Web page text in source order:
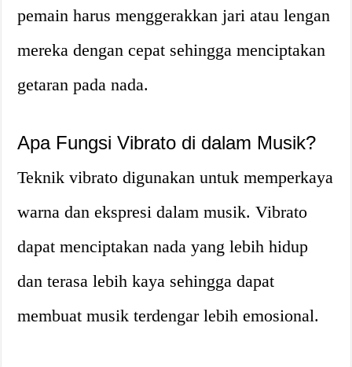
pemain harus menggerakkan jari atau lengan
mereka dengan cepat sehingga menciptakan
getaran pada nada.
Apa Fungsi Vibrato di dalam Musik?
Teknik vibrato digunakan untuk memperkaya
warna dan ekspresi dalam musik. Vibrato
dapat menciptakan nada yang lebih hidup
dan terasa lebih kaya sehingga dapat
membuat musik terdengar lebih emosional.